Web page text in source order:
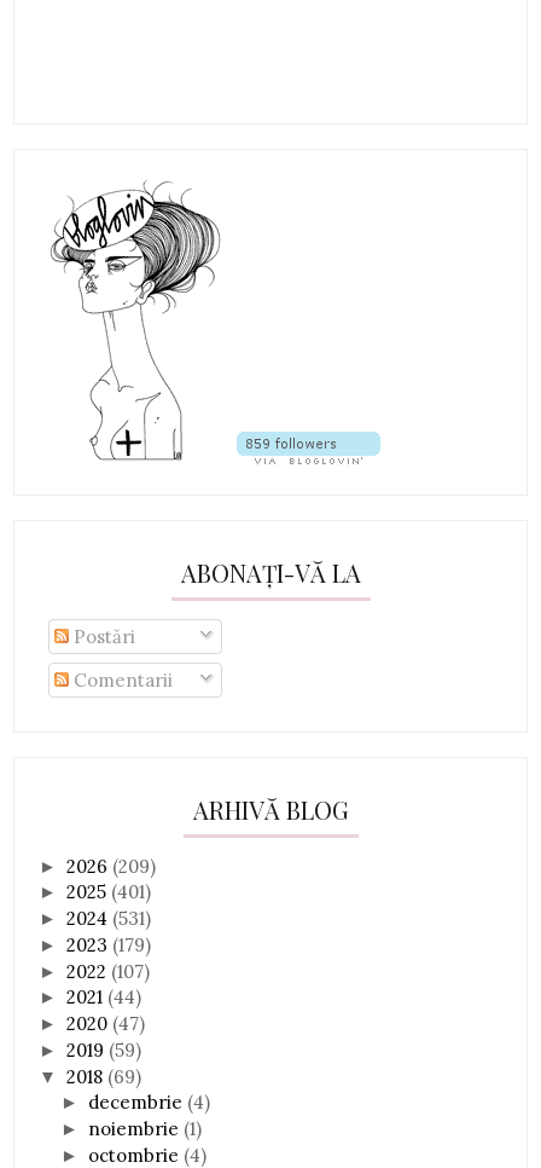
ABONAȚI-VĂ LA
Postări
Comentarii
ARHIVĂ BLOG
►2026 (209)
►2025 (401)
►2024 (531)
►2023 (179)
►2022 (107)
►2021 (44)
►2020 (47)
►2019 (59)
▼2018 (69)
► decembrie (4)
► noiembrie (1)
► octombrie (4)